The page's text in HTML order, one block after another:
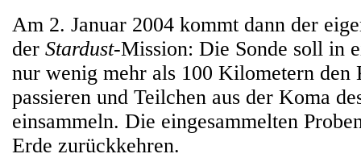
Am 2. Januar 2004 kommt dann der
der Stardust-Mission: Die Sonde soll in
nur wenig mehr als 100 Kilometern den
passieren und Teilchen aus der Koma
einsammeln. Die eingesammelten
Erde zurückkehren.